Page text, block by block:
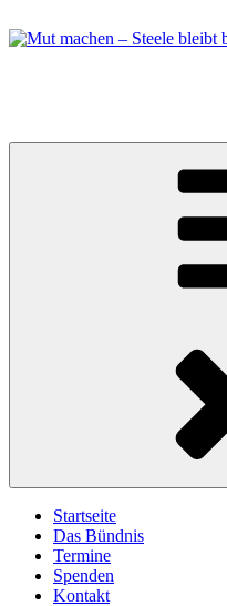
Inhalt
Startseite
Das Bündnis
Termine
Spenden
Kontakt